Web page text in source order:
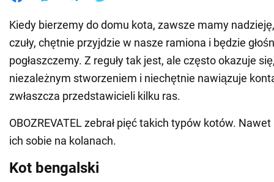
Kiedy bierzemy do domu kota, zawsze mamy
czuły, chętnie przyjdzie w nasze ramiona i będzie
pogłaszczemy. Z reguły tak jest, ale często okazuje
niezależnym stworzeniem i niechętnie nawiązuje
zwłaszcza przedstawicieli kilku ras.
OBOZREVATEL zebrał pięć takich typów kotów.
ich sobie na kolanach.
Kot bengalski